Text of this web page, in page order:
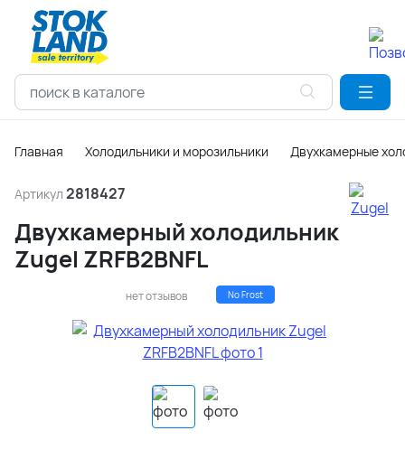
Главная Холодильники и морозильники Двухкамерные
Артикул 2818427
Двухкамерный холодильник
Zugel ZRFB2BNFL
нет отзывов No Frost